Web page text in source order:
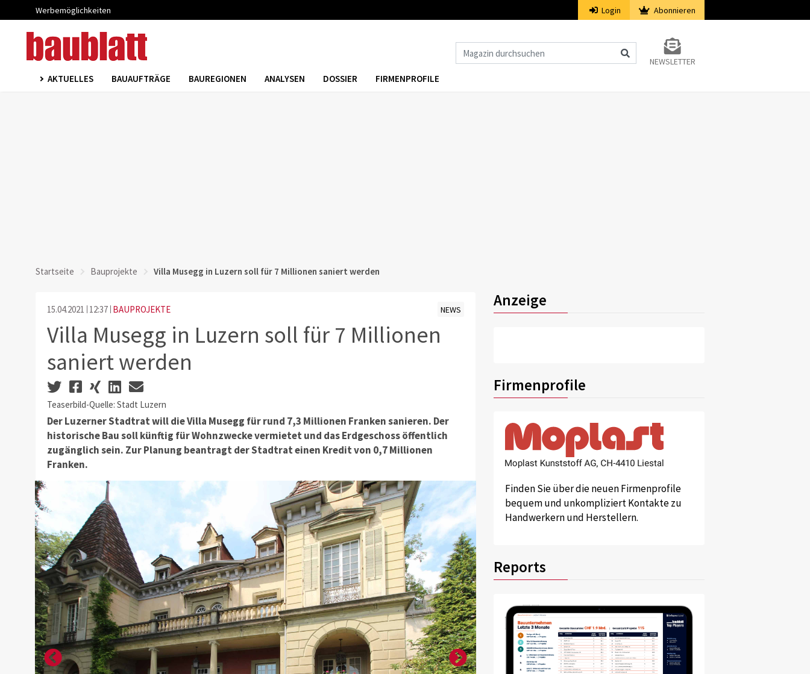
Werbemöglichkeiten Login Abonnieren
NEWSLETTER
AKTUELLES BAUAUFTRÄGE BAUREGIONEN ANALYSEN DOSSIER FIRMENPROFILE
Startseite Bauprojekte Villa Musegg in Luzern soll für 7 Millionen saniert werden
15.04.2021 12:37 BAUPROJEKTE NEWS
Villa Musegg in Luzern soll für 7 Millionen
saniert werden
Teaserbild-Quelle: Stadt Luzern
Der Luzerner Stadtrat will die Villa Musegg für rund 7,3 Millionen Franken sanieren. Der
historische Bau soll künftig für Wohnzwecke vermietet und das Erdgeschoss öffentlich
zugänglich sein. Zur Planung beantragt der Stadtrat einen Kredit von 0,7 Millionen
Franken.
Anzeige
Firmenprofile
Finden Sie über die neuen Firmenprofile
bequem und unkompliziert Kontakte zu
Handwerkern und Herstellern.
Reports